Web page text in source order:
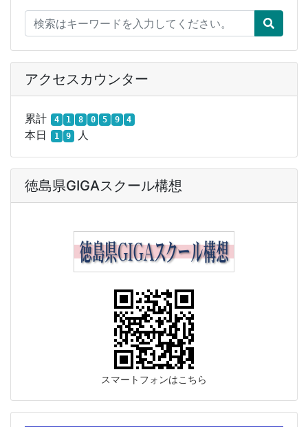
アクセスカウンター
累計 4 1 8 0 5 9 4
本日 1 9 人
徳島県GIGAスクール構想
スマートフォンはこちら